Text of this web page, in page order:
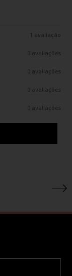
1 avaliação
0 avaliações
0 avaliações
0 avaliações
0 avaliações